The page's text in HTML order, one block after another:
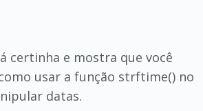
certinha e mostra que você
usar a função strftime() no
datas.